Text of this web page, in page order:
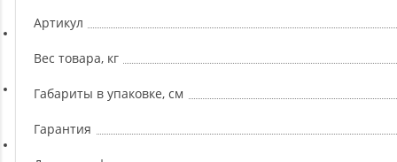
Новинки
Отзывы о товаре
Артикул
Вес товара, кг
Габариты в упаковке, см
Гарантия